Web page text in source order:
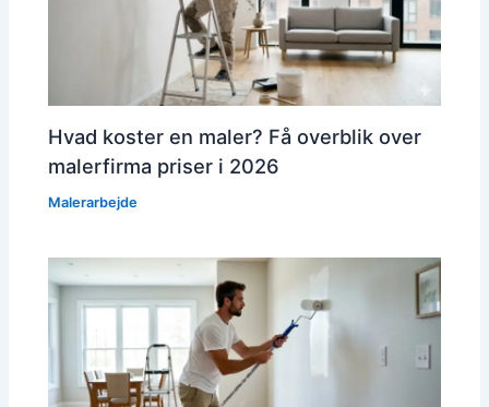
Hvad koster en maler? Få overblik over
malerfirma priser i 2026
Malerarbejde